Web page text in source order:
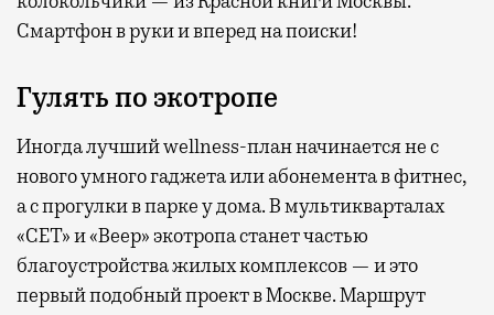
Смартфон в руки и вперед на поиски!
Гулять по экотропе
Иногда лучший wellness-план начинается не с
нового умного гаджета или абонемента в фитнес,
а с прогулки в парке у дома. В мультикварталах
«СЕТ» и «Веер» экотропа станет частью
благоустройства жилых комплексов — и это
первый подобный проект в Москве. Маршрут